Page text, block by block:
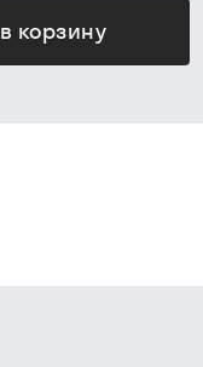
в корзину